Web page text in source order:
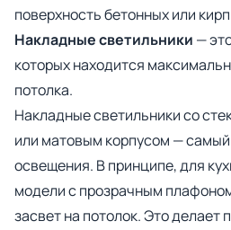
поверхность бетонных или
Накладные светильники —
которых находится
потолка.
Накладные светильники со
или матовым корпусом —
освещения. В принципе, для
модели с прозрачным
засвет на потолок. Это делает